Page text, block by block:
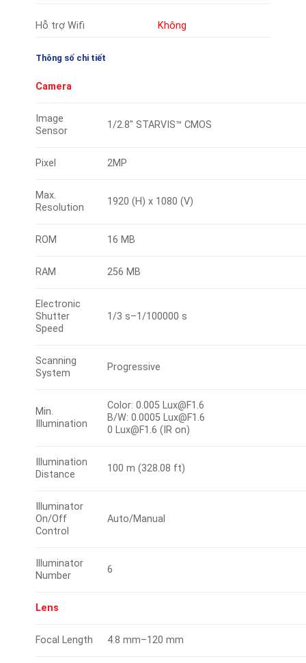
Hỗ trợ Wifi Không
Thông số chi tiết
Camera
Image
Sensor
1/2.8″ STARVIS™ CMOS
Pixel 2MP
Max.
Resolution
1920 (H) x 1080 (V)
ROM 16 MB
RAM 256 MB
Electronic
Shutter
Speed
1/3 s–1/100000 s
Scanning
System
Progressive
Min.
Illumination
Color: 0.005 Lux@F1.6
B/W: 0.0005 Lux@F1.6
0 Lux@F1.6 (IR on)
Illumination
Distance
100 m (328.08 ft)
Illuminator
On/Off
Control
Auto/Manual
Illuminator
Number
6
Lens
Focal Length 4.8 mm–120 mm